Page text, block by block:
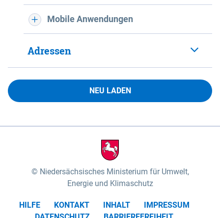
Mobile Anwendungen
Adressen
NEU LADEN
Niedersächsisches Ministerium für Umwelt,
Energie und Klimaschutz
HILFE KONTAKT INHALT
IMPRESSUM